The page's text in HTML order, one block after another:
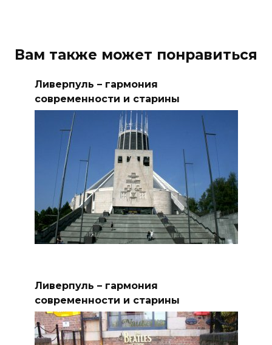
Вам также может понравиться
Ливерпуль – гармония
современности и старины
Ливерпуль – гармония
современности и старины